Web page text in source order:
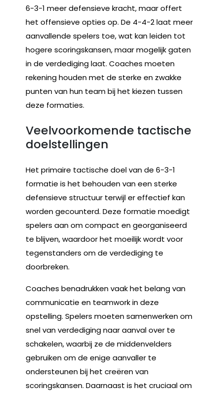
6-3-1 meer defensieve kracht, maar offert
het offensieve opties op. De 4-4-2 laat meer
aanvallende spelers toe, wat kan leiden tot
hogere scoringskansen, maar mogelijk gaten
in de verdediging laat. Coaches moeten
rekening houden met de sterke en zwakke
punten van hun team bij het kiezen tussen
deze formaties.
Veelvoorkomende tactische
doelstellingen
Het primaire tactische doel van de 6-3-1
formatie is het behouden van een sterke
defensieve structuur terwijl er effectief kan
worden gecounterd. Deze formatie moedigt
spelers aan om compact en georganiseerd
te blijven, waardoor het moeilijk wordt voor
tegenstanders om de verdediging te
doorbreken.
Coaches benadrukken vaak het belang van
communicatie en teamwork in deze
opstelling. Spelers moeten samenwerken om
snel van verdediging naar aanval over te
schakelen, waarbij ze de middenvelders
gebruiken om de enige aanvaller te
ondersteunen bij het creëren van
scoringskansen. Daarnaast is het cruciaal om